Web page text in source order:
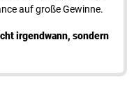
auf große Gewinne.
irgendwann, sondern